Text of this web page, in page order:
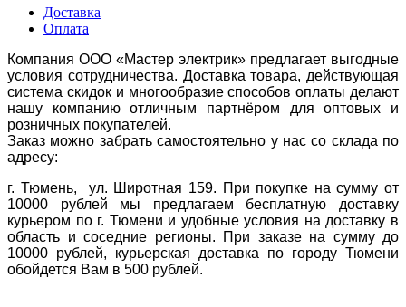
Доставка
Оплата
Компания ООО «Мастер электрик» предлагает выгодные
условия сотрудничества. Доставка товара, действующая
система скидок и многообразие способов оплаты делают
нашу компанию отличным партнёром для оптовых и
розничных покупателей.
Заказ можно забрать самостоятельно у нас со склада по
адресу:
г. Тюмень, ул. Широтная 159. При покупке на сумму от
10000 рублей мы предлагаем бесплатную доставку
курьером по г. Тюмени и удобные условия на доставку в
область и соседние регионы. При заказе на сумму до
10000 рублей, курьерская доставка по городу Тюмени
обойдется Вам в 500 рублей.